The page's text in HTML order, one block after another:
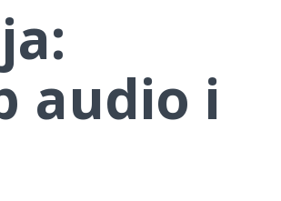
audio i